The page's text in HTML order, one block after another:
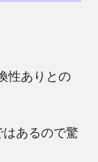
性ありとの
あるので驚